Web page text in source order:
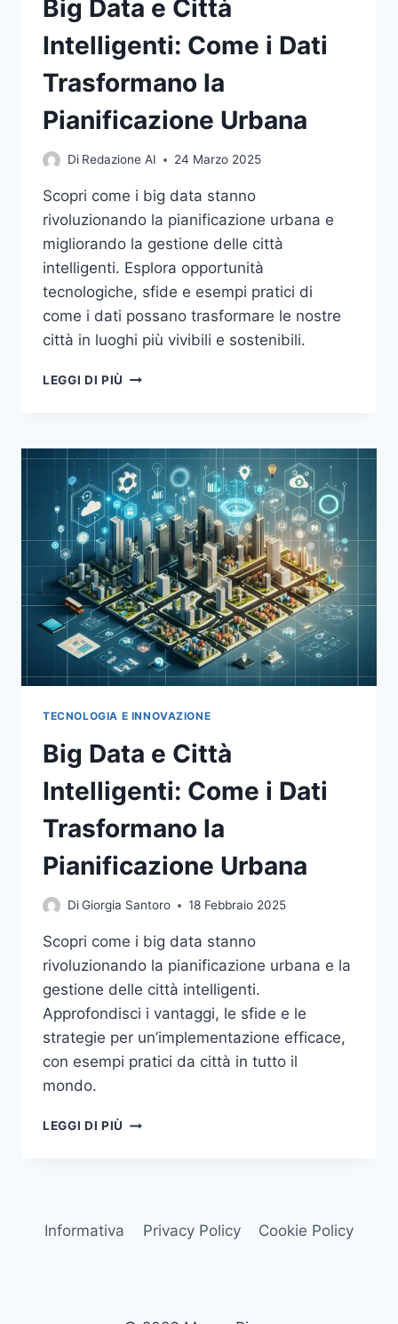
Big Data e Città
Intelligenti: Come i Dati
Trasformano la
Pianificazione Urbana
Di Redazione AI 24 Marzo 2025
Scopri come i big data stanno
rivoluzionando la pianificazione urbana e
migliorando la gestione delle città
intelligenti. Esplora opportunità
tecnologiche, sfide e esempi pratici di
come i dati possano trasformare le nostre
città in luoghi più vivibili e sostenibili.
LEGGI DI PIÙ BIG
INTELLIGENTI:
COME
I
DATI
TRASFORMANO
LA
PIANIFICAZIONE
URBANA
TECNOLOGIA E INNOVAZIONE
Big Data e Città
Intelligenti: Come i Dati
Trasformano la
Pianificazione Urbana
DiGiorgia Santoro 18 Febbraio 2025
Scopri come i big data stanno
rivoluzionando la pianificazione urbana e la
gestione delle città intelligenti.
Approfondisci i vantaggi, le sfide e le
strategie per un’implementazione efficace,
con esempi pratici da città in tutto il
mondo.
LEGGI DI PIÙ BIG
I
Informativa Privacy Policy Cookie Policy